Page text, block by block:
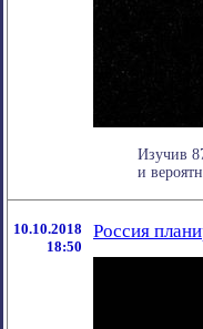
Изучив
и
10.10.2018
18:50
Россия